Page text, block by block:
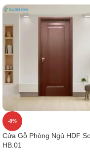
-8%
Cửa Gỗ Phòng Ngủ HDF
HB.01